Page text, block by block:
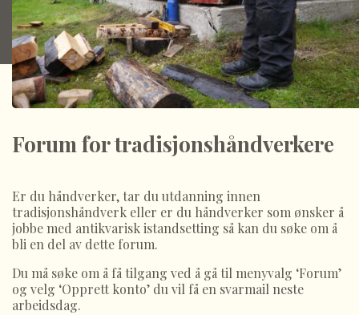
Forum for tradisjonshåndverkere
Er du håndverker, tar du utdanning innen
tradisjonshåndverk eller er du håndverker som ønsker å
jobbe med antikvarisk istandsetting så kan du søke om å
bli en del av dette forum.
Du må søke om å få tilgang ved å gå til menyvalg ‘Forum’
og velg ‘Opprett konto’ du vil få en svarmail neste
arbeidsdag.